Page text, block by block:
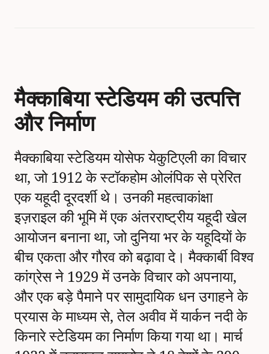
मैक्काबिया स्टेडियम की उत्पत्ति
और निर्माण
मैक्काबिया स्टेडियम योसेफ येकुटिएली का विचार
था, जो 1912 के स्टॉकहोम ओलंपिक से प्रेरित
एक यहूदी दूरदर्शी थे। उनकी महत्वाकांक्षा
इज़राइल की भूमि में एक अंतरराष्ट्रीय यहूदी खेल
आयोजन बनाना था, जो दुनिया भर के यहूदियों के
बीच एकता और गौरव को बढ़ावा दे। मैक्कार्बी विश्व
कांग्रेस ने 1929 में उनके विचार को अपनाया,
और एक बड़े पैमाने पर सामुदायिक धन उगाहने के
प्रयास के माध्यम से, तेल अवीव में यार्कन नदी के
किनारे स्टेडियम का निर्माण किया गया था। मार्च